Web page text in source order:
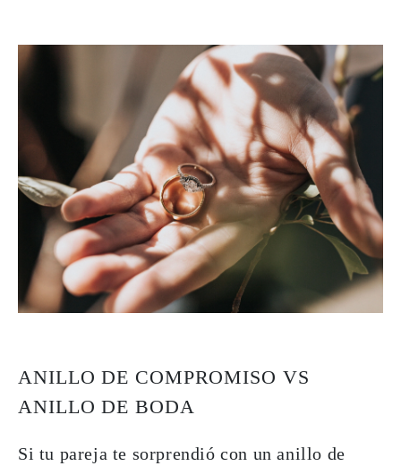
ANILLO DE COMPROMISO VS
ANILLO DE BODA
Si tu pareja te sorprendió con un anillo de